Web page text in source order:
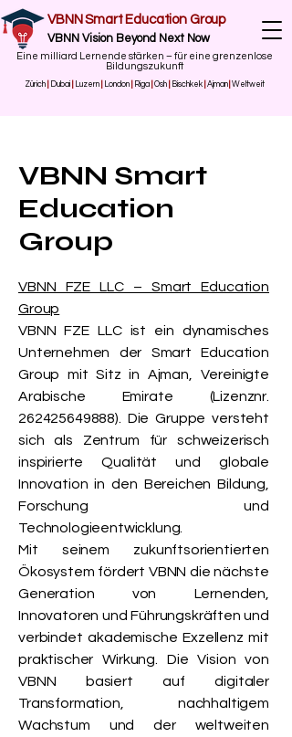
VBNN Smart Education Group
VBNN Vision Beyond Next Now
Eine milliard Lernende stärken – für eine grenzenlose
Bildungszukunft
Zürich Dubai Luzern London Riga Osh Bischkek Ajman |Weltweit
VBNN Smart
Education
Group
VBNN FZE LLC – Smart Education
Group
VBNN FZE LLC ist ein dynamisches
Unternehmen der Smart Education
Group mit Sitz in Ajman, Vereinigte
Arabische Emirate (Lizenznr.
262425649888) . Die Gruppe versteht
sich als Zentrum für schweizerisch
inspirierte Qualität und globale
Innovation in den Bereichen Bildung,
Forschung und
Technologieentwicklung.
Mit seinem zukunftsorientierten
Ökosystem fördert VBNN die nächste
Generation von Lernenden,
Innovatoren und Führungskräften und
verbindet akademische Exzellenz mit
praktischer Wirkung. Die Vision von
VBNN basiert auf digitaler
Transformation, nachhaltigem
Wachstum und der weltweiten